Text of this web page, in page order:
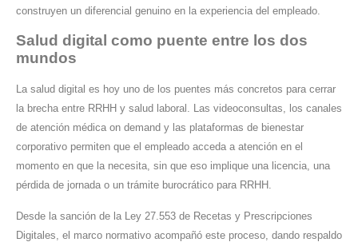
construyen un diferencial genuino en la experiencia del empleado.
Salud digital como puente entre los dos
mundos
La salud digital es hoy uno de los puentes más concretos para cerrar
la brecha entre RRHH y salud laboral. Las videoconsultas, los canales
de atención médica on demand y las plataformas de bienestar
corporativo permiten que el empleado acceda a atención en el
momento en que la necesita, sin que eso implique una licencia, una
pérdida de jornada o un trámite burocrático para RRHH.
Desde la sanción de la Ley 27.553 de Recetas y Prescripciones
Digitales, el marco normativo acompañó este proceso, dando respaldo